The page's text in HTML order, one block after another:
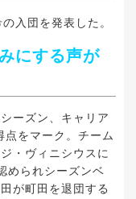
入団を発表した。
にする声が
ーズン、キャリア
をマーク。チーム
・ヴィニシウスに
められシーズンベ
が町田を退団する